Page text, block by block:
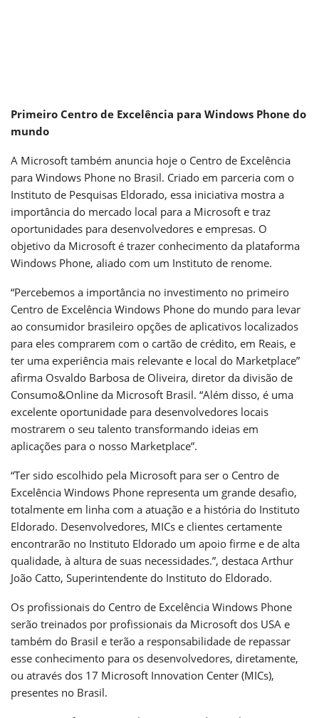
Primeiro Centro de Excelência para Windows Phone do
mundo
A Microsoft também anuncia hoje o Centro de Excelência
para Windows Phone no Brasil. Criado em parceria com o
Instituto de Pesquisas Eldorado, essa iniciativa mostra a
importância do mercado local para a Microsoft e traz
oportunidades para desenvolvedores e empresas. O
objetivo da Microsoft é trazer conhecimento da plataforma
Windows Phone, aliado com um Instituto de renome.
“Percebemos a importância no investimento no primeiro
Centro de Excelência Windows Phone do mundo para levar
ao consumidor brasileiro opções de aplicativos localizados
para eles comprarem com o cartão de crédito, em Reais, e
ter uma experiência mais relevante e local do Marketplace”
afirma Osvaldo Barbosa de Oliveira, diretor da divisão de
Consumo&Online da Microsoft Brasil. “Além disso, é uma
excelente oportunidade para desenvolvedores locais
mostrarem o seu talento transformando ideias em
aplicações para o nosso Marketplace”.
“Ter sido escolhido pela Microsoft para ser o Centro de
Excelência Windows Phone representa um grande desafio,
totalmente em linha com a atuação e a história do Instituto
Eldorado. Desenvolvedores, MICs e clientes certamente
encontrarão no Instituto Eldorado um apoio firme e de alta
qualidade, à altura de suas necessidades.”, destaca Arthur
João Catto, Superintendente do Instituto do Eldorado.
Os profissionais do Centro de Excelência Windows Phone
serão treinados por profissionais da Microsoft dos USA e
também do Brasil e terão a responsabilidade de repassar
esse conhecimento para os desenvolvedores, diretamente,
ou através dos 17 Microsoft Innovation Center (MICs),
presentes no Brasil.